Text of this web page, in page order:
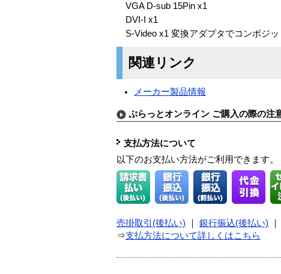
VGA D-sub 15Pin x1
DVI-I x1
S-Video x1 変換アダプタでコンポジッ
関連リンク
メーカー製品情報
ぷらっとオンライン ご購入の際の注
支払方法について
以下のお支払い方法がご利用できます。
売掛取引(後払い) 銀行振込(後払い)
⇒支払方法について詳しくはこちら